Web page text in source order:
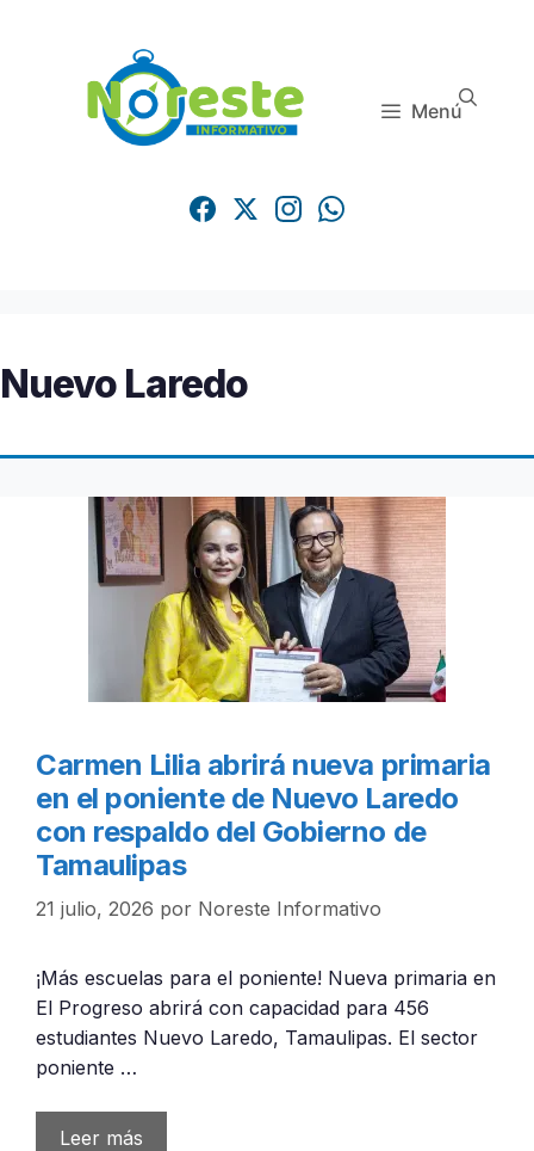
Menú
Nuevo Laredo
Carmen Lilia abrirá nueva primaria
en el poniente de Nuevo Laredo
con respaldo del Gobierno de
Tamaulipas
21 julio, 2026 por Noreste Informativo
¡Más escuelas para el poniente! Nueva primaria en
El Progreso abrirá con capacidad para 456
estudiantes Nuevo Laredo, Tamaulipas. El sector
poniente …
Leer más